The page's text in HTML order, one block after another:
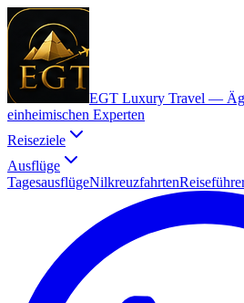
EGT Luxury Travel —
einheimischen Experten
Reiseziele
Ausflüge
TagesausflügeNilkreuzfahrten